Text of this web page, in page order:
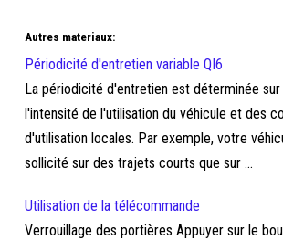
Autres materiaux:
Périodicité d'entretien variable QI6
La périodicité d'entretien est déterminée sur
l'intensité de l'utilisation du véhicule et des
d'utilisation locales. Par exemple, votre
sollicité sur des trajets courts que sur ...
Utilisation de la télécommande
Verrouillage des portières Appuyer sur le